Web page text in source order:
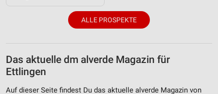
ALLE PROSPEKTE
Das aktuelle dm alverde Magazin für
Ettlingen
Auf dieser Seite findest Du das aktuelle alverde Magazin von